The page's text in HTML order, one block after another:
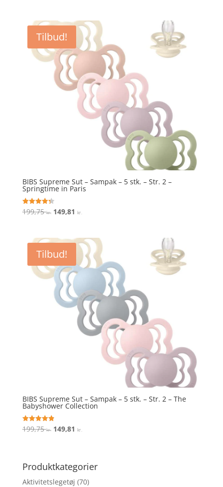
var:
199,75 kr..
er:
149,81 kr..
Tilbud!
BIBS Supreme Sut – Sampak – 5 stk. – Str. 2 –
Springtime in Paris
Vurderet
4.3
199,75kr. Den
var:
199,75 kr..
149,81 kr.
er:
149,81 kr..
Tilbud!
BIBS Supreme Sut – Sampak – 5 stk. – Str. 2 – The
Babyshower Collection
Vurderet
4.9
199,75kr. Den
var:
199,75 kr..
149,81 kr.
er:
Produktkategorier
Aktivitetslegetøj (70)